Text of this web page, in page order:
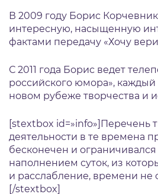
В 2009 году Борис
интересную, насыщенную
фактами передачу «Хочу
С 2011 года Борис ведет
российского юмора», каждый
новом рубеже творчества и
[stextbox id=»info»]Перечень
деятельности в те времена
бесконечен и
наполнением суток, из
и расслабление, времени не
[/stextbox]